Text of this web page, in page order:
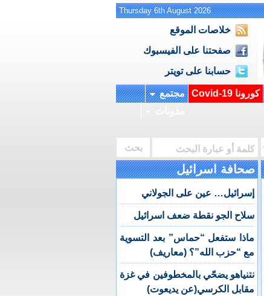
Thursday 6th August 2026
خلاصات الموقع
صفحتنا على الفيسبوك
حسابنا على تويتر
كورونا Covid-19
مجتمع
صحافة اسرائيل
إسرائيل… عين على الجولاني
سلاح الجو نقطة ضعف اسرائيل
ماذا ستفعل “حماس” بعد التسوية
مع “حزب الله”؟ (معاريف)
نتنياهو يضحّي بالمخطوفين في غزة
مقابل الكرسي(عن يديعوت)